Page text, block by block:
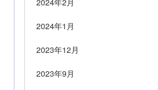
2024年2月
2024年1月
2023年12月
2023年9月